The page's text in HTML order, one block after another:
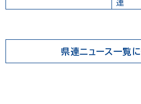
連
県連ニュース一覧